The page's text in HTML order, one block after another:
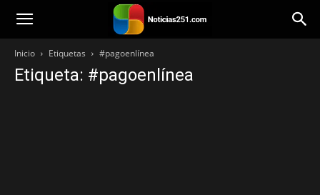
Noticias251
Inicio Etiquetas #pagoenlínea
Etiqueta: #pagoenlínea